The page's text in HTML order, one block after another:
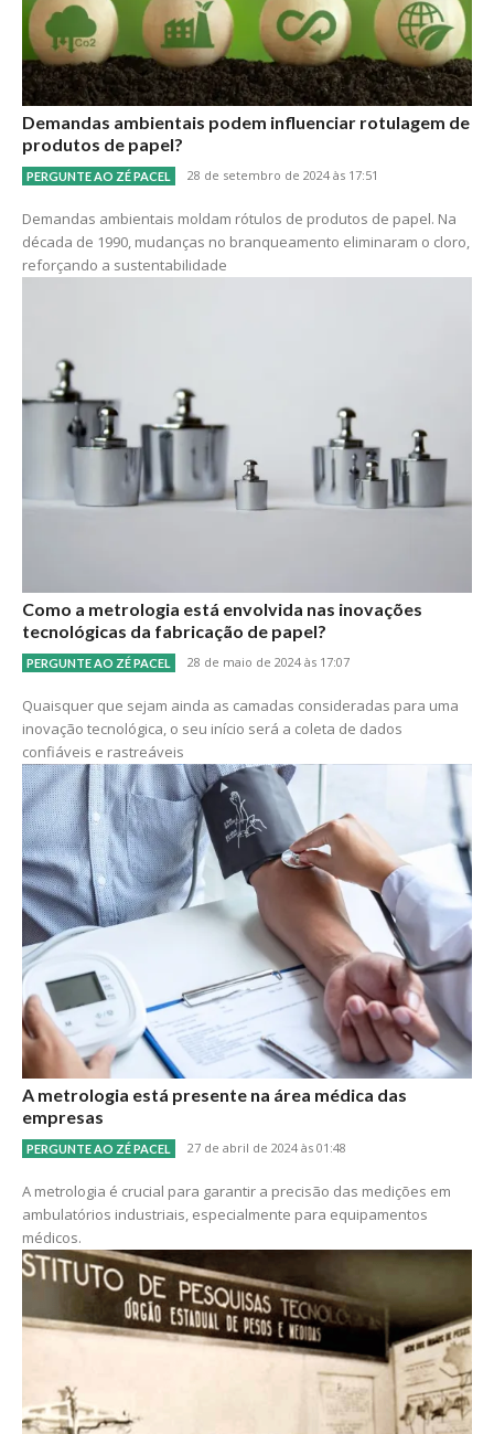
Demandas ambientais podem influenciar rotulagem de
produtos de papel?
PERGUNTE AO ZÉ PACEL 28 de setembro de 2024 às 17:51
Demandas ambientais moldam rótulos de produtos de papel. Na
década de 1990, mudanças no branqueamento eliminaram o cloro,
reforçando a sustentabilidade
Como a metrologia está envolvida nas inovações
tecnológicas da fabricação de papel?
PERGUNTE AO ZÉ PACEL 28 de maio de 2024 às 17:07
Quaisquer que sejam ainda as camadas consideradas para uma
inovação tecnológica, o seu início será a coleta de dados
confiáveis e rastreáveis
A metrologia está presente na área médica das
empresas
PERGUNTE AO ZÉ PACEL 27 de abril de 2024 às 01:48
A metrologia é crucial para garantir a precisão das medições em
ambulatórios industriais, especialmente para equipamentos
médicos.